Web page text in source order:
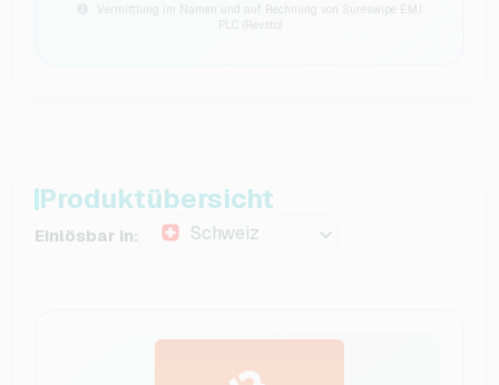
Vermittlung im Namen und auf Rechnung von Sureswipe E.M.I.
PLC (Revsto)
Produktübersicht
Einlösbar in: Schweiz